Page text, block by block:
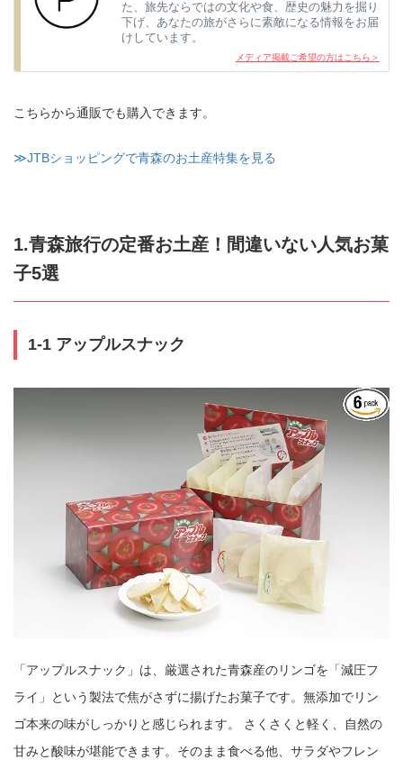
た、旅先ならではの文化や食、歴史の魅力を掘り
下げ、あなたの旅がさらに素敵になる情報をお届
けしています。
メディア掲載ご希望の方はこちら＞
こちらから通販でも購入できます。
≫JTBショッピングで青森のお土産特集を見る
1.青森旅行の定番お土産！間違いない人気お菓
子5選
1-1 アップルスナック
「アップルスナック」は、厳選された青森産のリンゴを「減圧フ
ライ」という製法で焦がさずに揚げたお菓子です。無添加でリン
ゴ本来の味がしっかりと感じられます。 さくさくと軽く、自然の
甘みと酸味が堪能できます。そのまま食べる他、サラダやフレン